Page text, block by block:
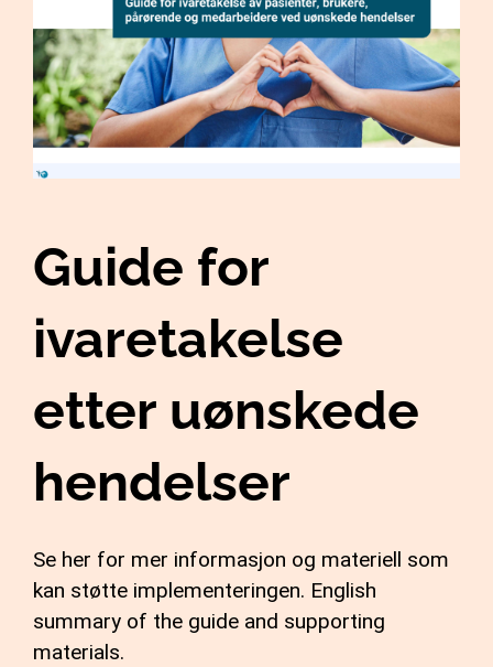
Guide for
ivaretakelse
etter uønskede
hendelser
Se her for mer informasjon og materiell som
kan støtte implementeringen. English
summary of the guide and supporting
materials.